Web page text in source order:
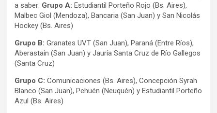
a saber: Grupo A: Estudiantil Porteño Rojo (Bs. Aires),
Malbec Giol (Mendoza), Bancaria (San Juan) y San Nicolás
Hockey (Bs. Aires)
Grupo B: Granates UVT (San Juan), Paraná (Entre Ríos),
Aberastain (San Juan) y Jauría Santa Cruz de Río Gallegos
(Santa Cruz)
Grupo C: Comunicaciones (Bs. Aires), Concepción Syrah
Blanco (San Juan), Pehuén (Neuquén) y Estudiantil Porteño
Azul (Bs. Aires)